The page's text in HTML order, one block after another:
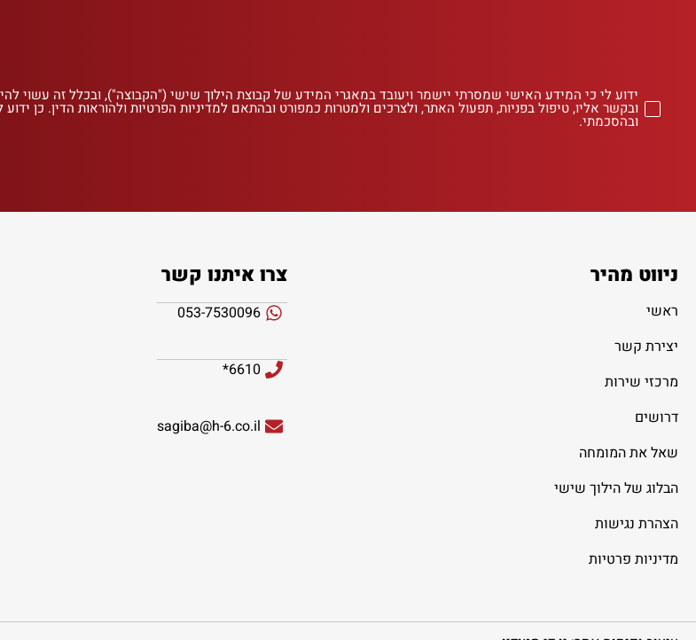
ידוע לי כי המידע האישי שמסרתי יישמר ויעובד במאגרי המידע של קבוצת הילוך שישי ("הקבוצה"), ובכלל זה
ובקשר אליו, טיפול בפניות, תפעול האתר, ולצרכים ולמטרות כמפורט ובהתאם למדיניות הפרטיות ולהוראות הדין. כן
ובהסכמתי.
ניווט מהיר
ראשי
יצירת קשר
מרכזי שירות
דרושים
שאל את המומחה
הבלוג של הילוך שישי
הצהרת נגישות
מדיניות פרטיות
צרו איתנו קשר
053-7530096
6610*
sagiba@h-6.co.il